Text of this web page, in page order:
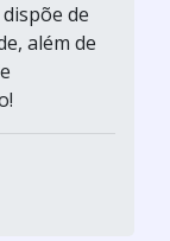
de
além de